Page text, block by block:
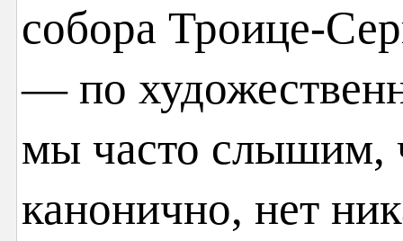
собора Троице-
— по
мы часто слышим,
канонично, нет